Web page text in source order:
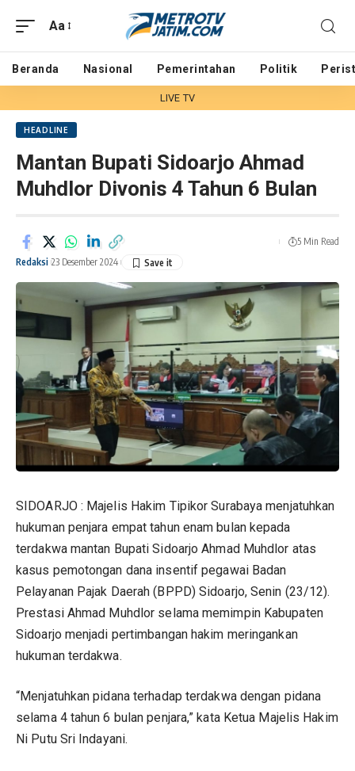
Aa
Beranda Nasional Pemerintahan Politik
LIVE TV
HEADLINE
Mantan Bupati Sidoarjo Ahmad
Muhdlor Divonis 4 Tahun 6 Bulan
Redaksi 23 Desember 2024
5 Min Read
SIDOARJO : Majelis Hakim Tipikor Surabaya menjatuhkan
hukuman penjara empat tahun enam bulan kepada
terdakwa mantan Bupati Sidoarjo Ahmad Muhdlor atas
kasus pemotongan dana insentif pegawai Badan
Pelayanan Pajak Daerah (BPPD) Sidoarjo, Senin (23/12).
Prestasi Ahmad Muhdlor selama memimpin Kabupaten
Sidoarjo menjadi pertimbangan hakim meringankan
hukuman terdakwa.
“Menjatuhkan pidana terhadap terdakwa dengan pidana
selama 4 tahun 6 bulan penjara,” kata Ketua Majelis Hakim
Ni Putu Sri Indayani.